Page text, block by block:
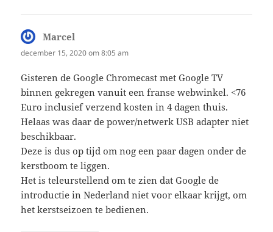
Marcel
december 15, 2020 om 8:05 am
Gisteren de Google Chromecast met Google TV
binnen gekregen vanuit een franse webwinkel. <76
Euro inclusief verzend kosten in 4 dagen thuis.
Helaas was daar de power/netwerk USB adapter niet
beschikbaar.
Deze is dus op tijd om nog een paar dagen onder de
kerstboom te liggen.
Het is teleurstellend om te zien dat Google de
introductie in Nederland niet voor elkaar krijgt, om
het kerstseizoen te bedienen.